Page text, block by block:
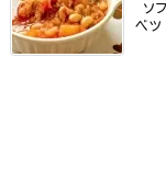
ソ
ベ